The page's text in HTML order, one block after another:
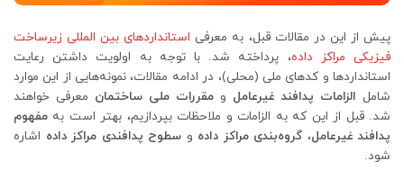
پیش از این در مقالات قبل، به معرفی استانداردهای بین المللی زیرساخت
فیزیکی مراکز داده، پرداخته شد. با توجه به اولویت داشتن رعایت
استانداردها و کدهای ملی (محلی)، در ادامه مقالات، نمونه‌هایی از این موارد
شامل الزامات پدافند غیرعامل و مقررات ملی ساختمان معرفی خواهند
شد. قبل از این که به الزامات و ملاحظات بپردازیم، بهتر است به مفهوم
پدافند غیرعامل، گروه‌بندی مراکز داده و سطوح پدافندی مراکز داده اشاره
شود.